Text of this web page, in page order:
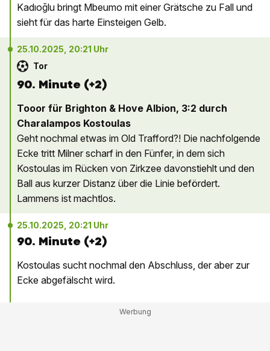
Kadıoğlu bringt Mbeumo mit einer Grätsche zu Fall und
sieht für das harte Einsteigen Gelb.
25.10.2025, 20:21 Uhr
Tor
90. Minute (+2)
Tooor für Brighton & Hove Albion, 3:2 durch
Charalampos Kostoulas
Geht nochmal etwas im Old Trafford?! Die nachfolgende
Ecke tritt Milner scharf in den Fünfer, in dem sich
Kostoulas im Rücken von Zirkzee davonstiehlt und den
Ball aus kurzer Distanz über die Linie befördert.
Lammens ist machtlos.
25.10.2025, 20:21 Uhr
90. Minute (+2)
Kostoulas sucht nochmal den Abschluss, der aber zur
Ecke abgefälscht wird.